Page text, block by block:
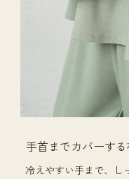
手首までカバーす
冷えやすい手まで、し